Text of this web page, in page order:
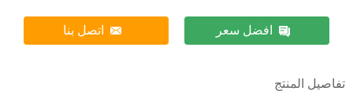
افضل سعر اتصل بنا
تفاصيل المنتج